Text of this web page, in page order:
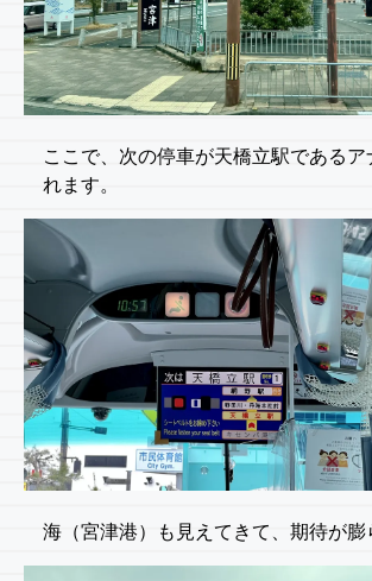
ここで、次の停車が天橋立駅である
れます。
海（宮津港）も見えてきて、期待が膨